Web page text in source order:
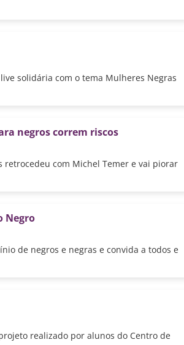
solidária com o tema Mulheres Negras
negros correm riscos
retrocedeu com Michel Temer e vai piorar
Negro
de negros e negras e convida a todos e
realizado por alunos do Centro de